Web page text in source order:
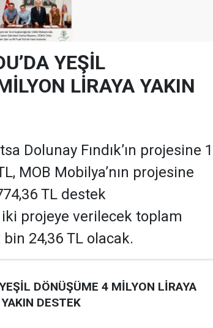
YEŞİL
LİRAYA YAKIN
Dolunay Fındık’ın projesine 1
MOB Mobilya’nın projesine
TL destek
projeye verilecek toplam
24,36 TL olacak.
DÖNÜŞÜME 4 MİLYON LİRAYA
YAKIN DESTEK